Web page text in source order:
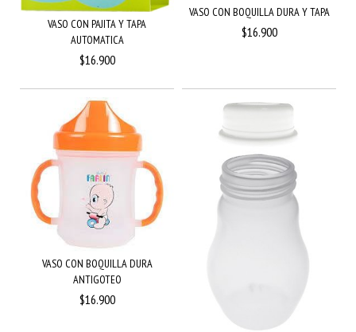
VASO CON PAJITA Y TAPA
AUTOMATICA
$16.900
VASO CON BOQUILLA DURA Y TAPA
$16.900
VASO CON BOQUILLA DURA
ANTIGOTEO
$16.900